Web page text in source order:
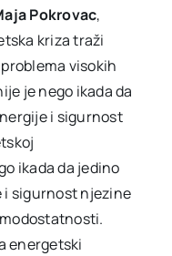
Pokrovac,
kriza traži
visokih
je nego ikada da
i sigurnost
ikada da jedino
i sigurnost njezine
energetski